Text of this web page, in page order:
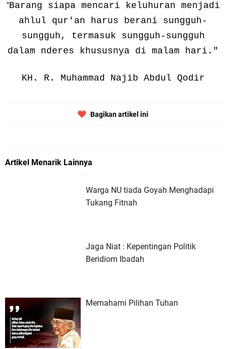
"Barang siapa mencari keluhuran menjadi
ahlul qur'an harus berani sungguh-
sungguh, termasuk sungguh-sungguh
dalam nderes khususnya di malam hari."
KH. R. Muhammad Najib Abdul Qodir
Bagikan artikel ini
Artikel Menarik Lainnya
Warga NU tiada Goyah Menghadapi
Tukang Fitnah
Jaga Niat : Kepentingan Politik
Beridiom Ibadah
Memahami Pilihan Tuhan